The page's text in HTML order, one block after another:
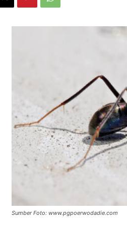
Sumber Foto: www.pgpoerwodadie.com